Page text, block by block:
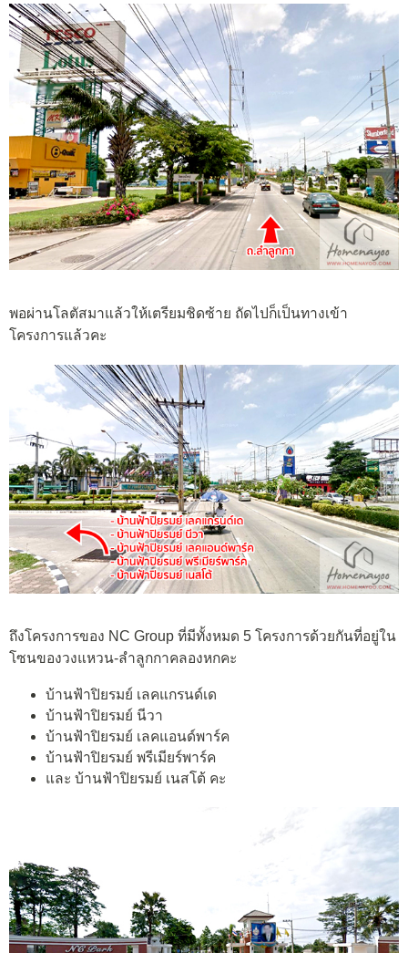
พอผ่านโลตัสมาแล้วให้เตรียมชิดซ้าย ถัดไปก็เป็นทางเข้า
โครงการแล้วคะ
ถึงโครงการของ NC Group ที่มีทั้งหมด 5 โครงการด้วยกันที่อยู่ใน
โซนของวงแหวน-ลำลูกกาคลองหกคะ
บ้านฟ้าปิยรมย์ เลคแกรนด์เด
บ้านฟ้าปิยรมย์ นีวา
บ้านฟ้าปิยรมย์ เลคแอนด์พาร์ค
บ้านฟ้าปิยรมย์ พรีเมียร์พาร์ค
และ บ้านฟ้าปิยรมย์ เนสโต้ คะ